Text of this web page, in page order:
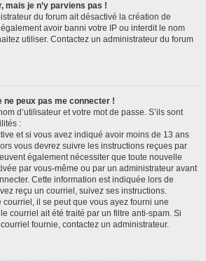
mais je n’y parviens pas !
du forum ait désactivé la création de
avoir banni votre IP ou interdit le nom
utiliser. Contactez un administrateur du forum
peux pas me connecter !
d’utilisateur et votre mot de passe. S’ils sont
:
et si vous avez indiqué avoir moins de 13 ans
vous devrez suivre les instructions reçues par
également nécessiter que toute nouvelle
par vous-même ou par un administrateur avant
Cette information est indiquée lors de
reçu un courriel, suivez ses instructions.
courriel, il se peut que vous ayez fourni une
courriel ait été traité par un filtre anti-spam. Si
fournie, contactez un administrateur.